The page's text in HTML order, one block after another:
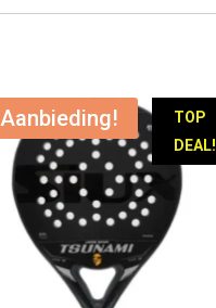
TOP
DEAL!
Aanbieding!